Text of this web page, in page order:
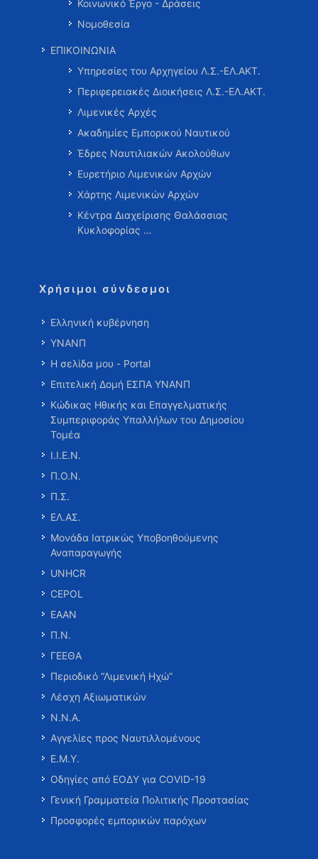
Κοινωνικό Έργο - Δράσεις
Νομοθεσία
ΕΠΙΚΟΙΝΩΝΙΑ
Υπηρεσίες του Αρχηγείου Λ.Σ.-ΕΛ.ΑΚΤ.
Περιφερειακές Διοικήσεις Λ.Σ.-ΕΛ.ΑΚΤ.
Λιμενικές Αρχές
Ακαδημίες Εμπορικού Ναυτικού
Έδρες Ναυτιλιακών Ακολούθων
Ευρετήριο Λιμενικών Αρχών
Χάρτης Λιμενικών Αρχών
Κέντρα Διαχείρισης Θαλάσσιας
Κυκλοφορίας …
Χρήσιμοι σύνδεσμοι
Ελληνική κυβέρνηση
ΥΝΑΝΠ
Η σελίδα μου - Portal
Επιτελική Δομή ΕΣΠΑ ΥΝΑΝΠ
Κώδικας Ηθικής και Επαγγελματικής
Συμπεριφοράς Υπαλλήλων του Δημοσίου
Τομέα
Ι.Ι.Ε.Ν.
Π.Ο.Ν.
Π.Σ.
ΕΛ.ΑΣ.
Μονάδα Ιατρικώς Υποβοηθούμενης
Αναπαραγωγής
UNHCR
CEPOL
ΕΑΑΝ
Π.Ν.
ΓΕΕΘΑ
Περιοδικό “Λιμενική Ηχώ”
Λέσχη Αξιωματικών
Ν.Ν.Α.
Αγγελίες προς Ναυτιλλομένους
Ε.Μ.Υ.
Οδηγίες από ΕΟΔΥ για COVID-19
Γενική Γραμματεία Πολιτικής Προστασίας
Προσφορές εμπορικών παρόχων